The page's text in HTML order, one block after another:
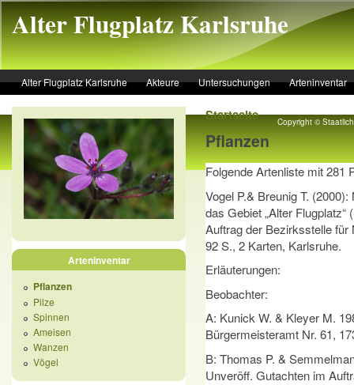
Alter Flugplatz Karlsruhe
Alter Flugplatz Karlsruhe Akteure Untersuchungen Arteninventar
Startseite
Pflanzen
Folgende Artenliste mit 281
Vogel P.& Breunig T.
das Gebiet „Alter
Auftrag der Bezirksstelle
92 S., 2 Karten, Karlsruhe.
Erläuterungen:
Beobachter:
A: Kunick W. & Kleyer M.
Bürgermeisteramt Nr. 61,
B: Thomas P. &
Unveröff. Gutach­ten im
Arteninventar
Pflanzen
Pilze
Spinnen
Ameisen
Wanzen
Vögel
Copyright ©